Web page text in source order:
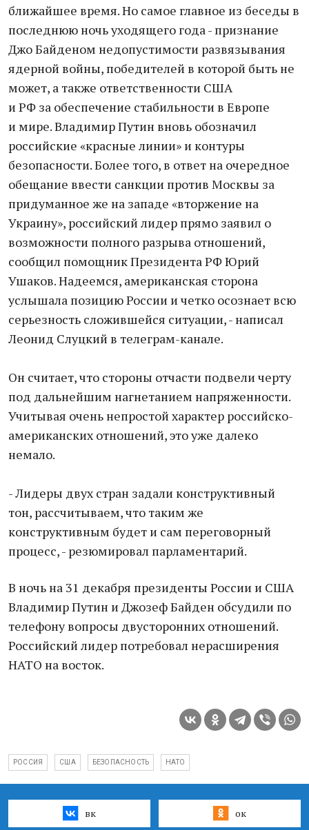
ближайшее время. Но самое главное из беседы в
последнюю ночь уходящего года - признание
Джо Байденом недопустимости развязывания
ядерной войны, победителей в которой быть не
может, а также ответственности США
и РФ за обеспечение стабильности в Европе
и мире. Владимир Путин вновь обозначил
российские «красные линии» и контуры
безопасности. Более того, в ответ на очередное
обещание ввести санкции против Москвы за
придуманное же на западе «вторжение на
Украину», российский лидер прямо заявил о
возможности полного разрыва отношений,
сообщил помощник Президента РФ Юрий
Ушаков. Надеемся, американская сторона
услышала позицию России и четко осознает всю
серьезность сложившейся ситуации, - написал
Леонид Слуцкий в телеграм-канале.
Он считает, что стороны отчасти подвели черту
под дальнейшим нагнетанием напряженности.
Учитывая очень непростой характер российско-
американских отношений, это уже далеко
немало.
- Лидеры двух стран задали конструктивный
тон, рассчитываем, что таким же
конструктивным будет и сам переговорный
процесс, - резюмировал парламентарий.
В ночь на 31 декабря президенты России и США
Владимир Путин и Джозеф Байден обсудили по
телефону вопросы двусторонних отношений.
Российский лидер потребовал нерасширения
НАТО на восток.
РОССИЯ США БЕЗОПАСНОСТЬ НАТО
вк ок